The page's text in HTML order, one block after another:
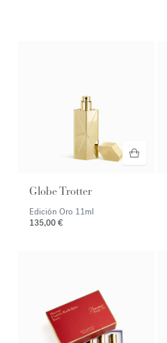
Globe Trotter
Edición Oro 11ml
135,00 €